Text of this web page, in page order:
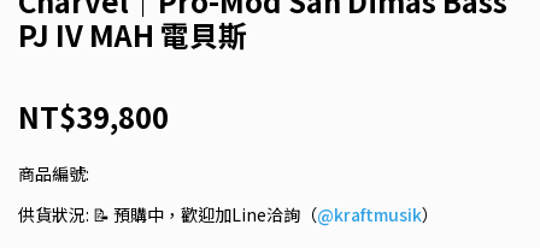
PJ IV MAH 電貝斯
NT$39,800
商品編號:
供貨狀況: 📝 預購中，歡迎加Line洽詢（@kraftmusik）